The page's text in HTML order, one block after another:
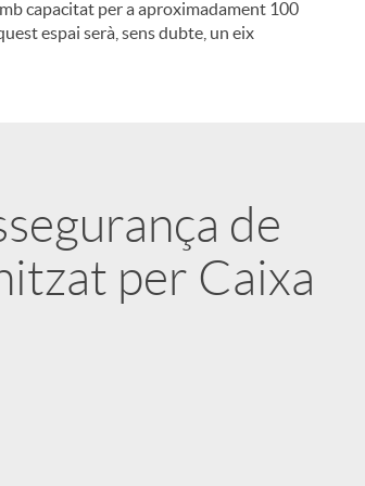
capacitat per a aproximadament 100
espai serà, sens dubte, un eix
de
per Caixa